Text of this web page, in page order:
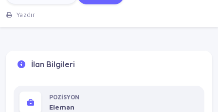
Yazdır
İlan Bilgileri
POZİSYON
Eleman